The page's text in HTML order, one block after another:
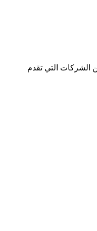
التقنيات واحتلت موقعاً هاماً بين الشركات التي تقدم